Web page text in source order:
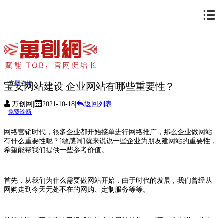
立即咨询
免费诊断
宝安网站建设 企业网站有哪些重要性？
万创网 2021-10-18 返回列表
网络营销时代，很多企业都开始接单进行网络推广，那么企业做网站
有什么重要性呢？[敏感词]就来说说一些企业为朋友建网站的重要性，
希望能帮我们提供一些参考价值。
首先，从我们为什么需要做网站开始，由于时代的发展，我们曾经从
网购走到今天无处不在的网购、定制服务等等。